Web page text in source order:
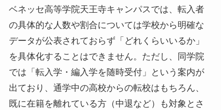
ベネッセ高等学院天王寺キャンパスでは、転入者
の具体的な人数や割合については学校から明確な
データが公表されておらず「どれくらいいるか」
を具体化することはできません。ただし、同学院
では「転入学・編入学を随時受付」という案内が
出ており、通学中の高校からの転校はもちろん、
既に在籍を離れている方（中退など）も対象とさ